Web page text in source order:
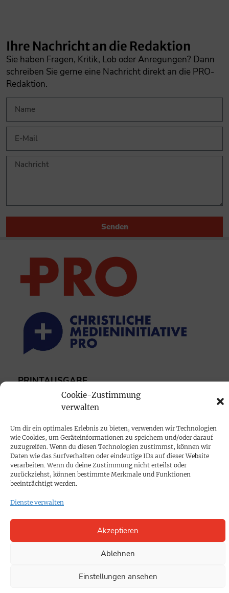
Cookie-Zustimmung
verwalten
Um dir ein optimales Erlebnis zu bieten, verwenden wir Technologien
wie Cookies, um Geräteinformationen zu speichern und/oder darauf
zuzugreifen. Wenn du diesen Technologien zustimmst, können wir
Daten wie das Surfverhalten oder eindeutige IDs auf dieser Website
verarbeiten. Wenn du deine Zustimmung nicht erteilst oder
zurückziehst, können bestimmte Merkmale und Funktionen
beeinträchtigt werden.
Dienste verwalten
Akzeptieren
Ablehnen
Einstellungen ansehen
Ihre Nachricht an die Redaktion
Sie haben Fragen, Kritik, Lob oder Anregungen? Dann
schreiben Sie gerne eine Nachricht direkt an die PRO-
Redaktion.
Senden
PRINTAUSGABE
Mediadaten
PROKOMPAKT
Impressum
SPENDEN
Datenschutz
KONTAKT